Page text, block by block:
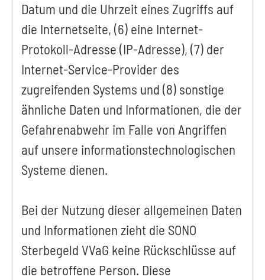
Datum und die Uhrzeit eines Zugriffs auf
die Internetseite, (6) eine Internet-
Protokoll-Adresse (IP-Adresse), (7) der
Internet-Service-Provider des
zugreifenden Systems und (8) sonstige
ähnliche Daten und Informationen, die der
Gefahrenabwehr im Falle von Angriffen
auf unsere informationstechnologischen
Systeme dienen.
Bei der Nutzung dieser allgemeinen Daten
und Informationen zieht die SONO
Sterbegeld VVaG keine Rückschlüsse auf
die betroffene Person. Diese